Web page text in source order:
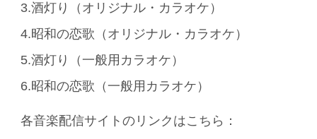
3.酒灯り（オリジナル・カラオケ）
4.昭和の恋歌（オリジナル・カラオケ）
5.酒灯り（一般用カラオケ）
6.昭和の恋歌（一般用カラオケ）
各音楽配信サイトのリンクはこちら：